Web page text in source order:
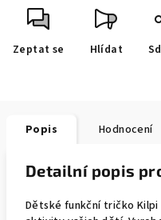
Zeptat se Hlídat
Popis Hodnocení
Detailní popis
Dětské funkční tričko